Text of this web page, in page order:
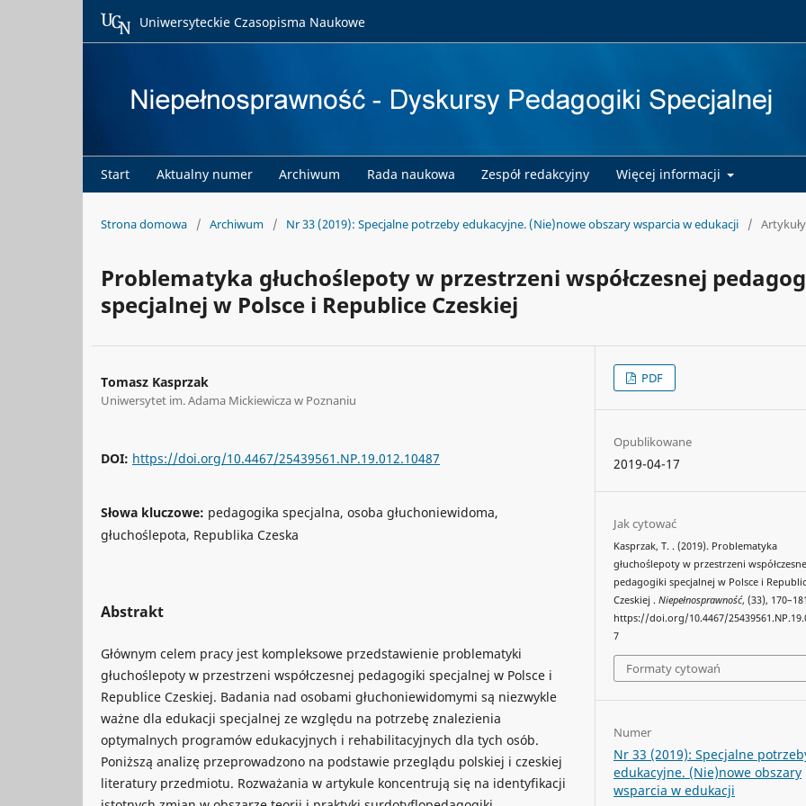
Start Aktualny numer Archiwum Rada naukowa Zespół redakcyjny Więcej informacji
Uniwersyteckie Czasopisma Naukowe
Strona domowa / Archiwum / Nr 33 (2019): Specjalne potrzeby edukacyjne. (Nie)nowe obszary wsparcia w edukacji / Artykuły
Problematyka głuchoślepoty w przestrzeni współczesnej
specjalnej w Polsce i Republice Czeskiej
Tomasz Kasprzak
Uniwersytet im. Adama Mickiewicza w Poznaniu
DOI: https://doi.org/10.4467/25439561.NP.19.012.10487
Słowa kluczowe: pedagogika specjalna, osoba głuchoniewidoma,
głuchoślepota, Republika Czeska
Abstrakt
Głównym celem pracy jest kompleksowe przedstawienie problematyki
głuchoślepoty w przestrzeni współczesnej pedagogiki specjalnej w Polsce i
Republice Czeskiej. Badania nad osobami głuchoniewidomymi są niezwykle
ważne dla edukacji specjalnej ze względu na potrzebę znalezienia
optymalnych programów edukacyjnych i rehabilitacyjnych dla tych osób.
Poniższą analizę przeprowadzono na podstawie przeglądu polskiej i czeskiej
literatury przedmiotu. Rozważania w artykule koncentrują się na identyfikacji
PDF
Opublikowane
2019-04-17
Jak cytować
Kasprzak, T. . (2019). Problematyka
głuchoślepoty w przestrzeni
pedagogiki specjalnej w Polsce i
Czeskiej .Niepełnosprawność, (33),
https://doi.org/10.4467/
7
Formaty cytowań
Numer
Nr 33 (2019): Specjalne
edukacyjne. (Nie)nowe obszary
wsparcia w edukacji